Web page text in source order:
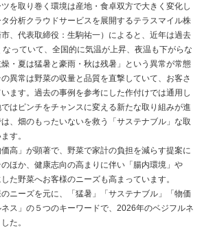
を取り巻く環境は産地・食卓双方で大きく変化し
分析クラウドサービスを展開するテラスマイル株
、代表取締役：生駒祐一）によると、近年は過去
っていて、全国的に気温が上昇、夜温も下がらな
・夏は猛暑と豪雨・秋は残暑」という異常が常態
異常は野菜の収量と品質を直撃していて、お客さ
ます。過去の事例を参考にした作付けでは通用し
はピンチをチャンスに変える新たな取り組みが進
、畑のもったいないを救う「サステナブル」な取
す。
高」が顕著で、野菜で家計の負担を減らす提案に
ほか、健康志向の高まりに伴い「腸内環境」や
た野菜へお客様のニーズも高まっています。
ニーズを元に、「猛暑」「サステナブル」「物価
ス」の５つのキーワードで、2026年のベジフルネ
た。